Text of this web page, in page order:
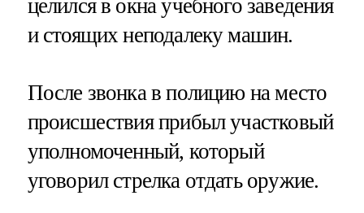
целился в окна учебного заведения
и стоящих неподалеку машин.
После звонка в полицию на место
происшествия прибыл участковый
уполномоченный, который
уговорил стрелка отдать оружие.